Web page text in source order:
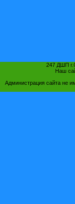
247 ДШП
Наш
Администрация сайта не